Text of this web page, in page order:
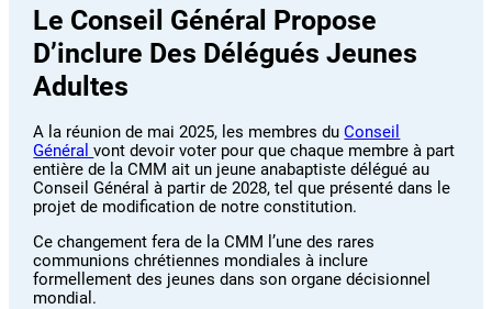
Le Conseil Général Propose
D’inclure Des Délégués Jeunes
Adultes
A la réunion de mai 2025, les membres duConseil
Généralvont devoir voter pour que chaque membre à part
entière de la CMM ait un jeune anabaptiste délégué au
Conseil Général à partir de 2028, tel que présenté dans le
projet de modification de notre constitution.
Ce changement fera de la CMM l’une des rares
communions chrétiennes mondiales à inclure
formellement des jeunes dans son organe décisionnel
mondial.